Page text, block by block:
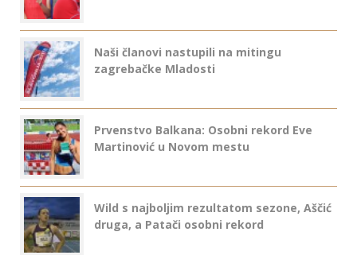
Naši članovi nastupili na mitingu
zagrebačke Mladosti
Prvenstvo Balkana: Osobni rekord Eve
Martinović u Novom mestu
Wild s najboljim rezultatom sezone, Aščić
druga, a Patači osobni rekord